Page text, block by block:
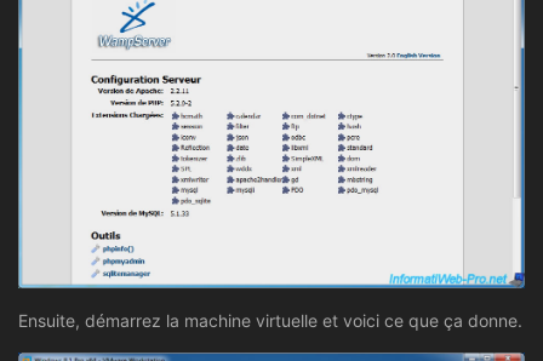
Ensuite, démarrez la machine virtuelle et voici ce que ça donne.